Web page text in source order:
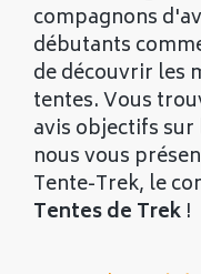
compagnons
débutants
de découvrir les
tentes. Vous
avis objectifs
nous vous
Tente-Trek, le
Tentes de Trek !